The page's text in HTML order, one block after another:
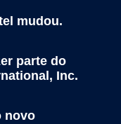
mudou.
parte do
Inc.
novo